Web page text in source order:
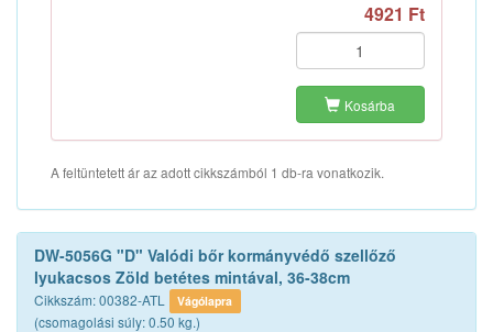
4921 Ft
Kosárba
A feltüntetett ár az adott cikkszámból 1 db-ra vonatkozik.
DW-5056G "D" Valódi bőr kormányvédő szellőző
lyukacsos Zöld betétes mintával, 36-38cm
Cikkszám: 00382-ATL Vágólapra
(csomagolási súly: 0.50 kg.)